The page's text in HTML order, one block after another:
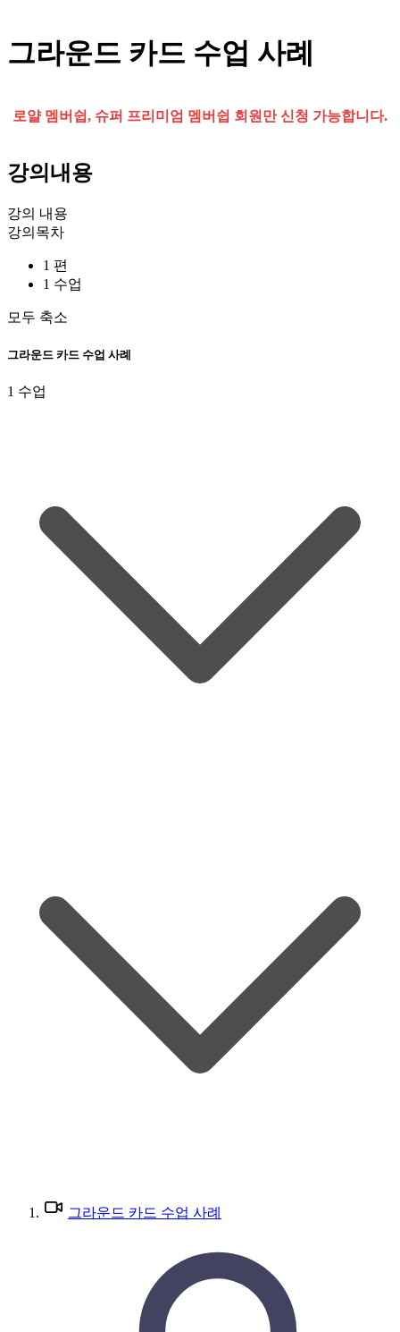
그라운드 카드 수업 사례
로얄 멤버쉽, 슈퍼 프리미엄 멤버쉽 회원만 신청 가능합니다.
강의내용
강의 내용
강의목차
1 편
1 수업
모두 축소
그라운드 카드 수업 사례
1 수업
그라운드 카드 수업 사례